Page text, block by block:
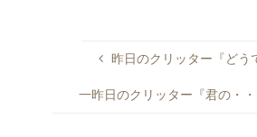
昨日のクリッター『どう
一昨日のクリッター『君の・・